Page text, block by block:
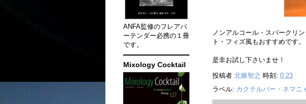
ノンアルコール・スパークリ
ト・フィズ風もおすすめです。
是非お試し下さいませ！
投稿者 北條智之 時刻: 0:23
ラベル: カクテルバー・ネマニ
ANFA監修のフレアバ
ーテンダー必携の１冊
です。
Mixology Cocktail